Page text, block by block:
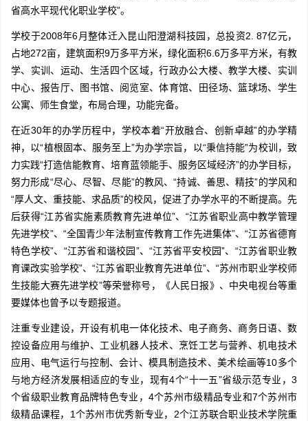
省高水平现代化职业学校”。
学校于2008年6月整体迁入昆山阳澄湖科技园，总投资2. 87亿元，
占地272亩，建筑面积9万多平方米，绿化面积6.6万多平方米，有教
学、实训、运动、生活四个区域，行政办公大楼、教学大楼、实训
中心、报告厅、图书馆、阅览室、体育馆、田径场、篮球场、学生
公寓、师生食堂，布局合理，功能完备。
在近30年的办学历程中，学校本着“开放融合、创新卓越”的办学精
神，以“植根固本、服务至上”为办学宗旨，以“秉信持能”为校训，致
力实践“打造信能教育、培育蓝领能手、服务区域经济”的办学目标，
努力形成“尽心、尽智、尽能”的教风、“持诚、善思、精技”的学风和
“厚人文、重技能、求品质”的校风，促进了办学水平的不断提高。先
后获得“江苏省实施素质教育先进单位”、“江苏省职业高中教学管理
先进学校”、“全国青少年法制宣传教育工作先进集体”、“江苏省德育
特色学校”、“江苏省和谐校园”、“江苏省平安校园”、“江苏省职业教
育课改实验学校”、“江苏省职业教育先进单位”、“苏州市职业学校师
生技能大赛先进学校”等荣誉称号，《人民日报》、中央电视台等重
要媒体也曾予以专题报道。
注重专业建设，开设有机电一体化技术、电子商务、商务日语、数
控设备应用与维护、工业机器人技术、烹饪工艺与营养、机电技术
应用、电气运行与控制、会计、模具制造技术、美术绘画等10多个
与地方经济发展相适应的专业，现有4个“十一五”省级示范专业，3
个省级职业教育品牌特色专业，4个苏州市级精品专业和7个苏州市
级精品课程，1个苏州市优秀新专业，2个江苏联合职业技术学院重